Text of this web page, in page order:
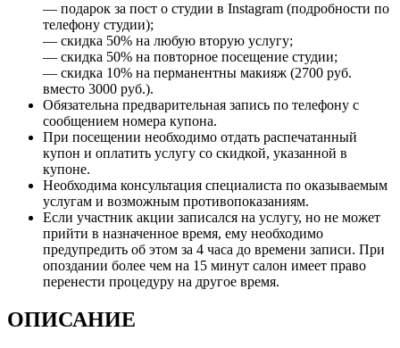
— подарок за пост о студии в Instagram (подробности по
телефону студии);
— скидка 50% на любую вторую услугу;
— скидка 50% на повторное посещение студии;
— скидка 10% на перманентны макияж (2700 руб.
вместо 3000 руб.).
Обязательна предварительная запись по телефону с
сообщением номера купона.
При посещении необходимо отдать распечатанный
купон и оплатить услугу со скидкой, указанной в
купоне.
Необходима консультация специалиста по оказываемым
услугам и возможным противопоказаниям.
Если участник акции записался на услугу, но не может
прийти в назначенное время, ему необходимо
предупредить об этом за 4 часа до времени записи. При
опоздании более чем на 15 минут салон имеет право
перенести процедуру на другое время.
ОПИСАНИЕ